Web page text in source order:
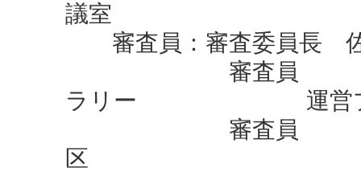
議室
審査員：審査委員長
審査員 花田
ラリー 運営プロ
審査員 追
区 市